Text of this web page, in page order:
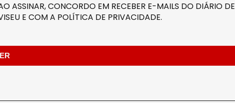
ASSINAR, CONCORDO EM RECEBER E-MAILS DO DIÁRIO DE
E COM A POLÍTICA DE PRIVACIDADE.